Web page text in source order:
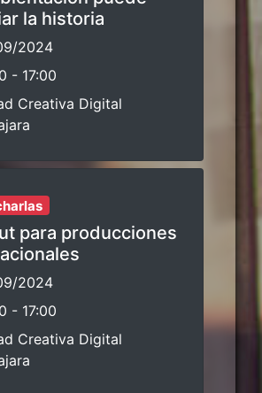
la historia
2024
- 17:00
Creativa Digital
para producciones
2024
- 17:00
Creativa Digital